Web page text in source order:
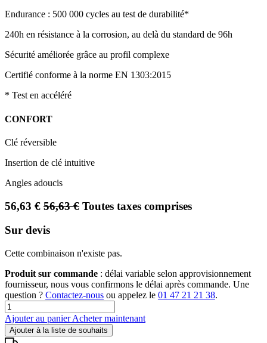
Endurance : 500 000 cycles au test de durabilité*
240h en résistance à la corrosion, au delà du standard de 96h
Sécurité améliorée grâce au profil complexe
Certifié conforme à la norme EN 1303:2015
* Test en accéléré
CONFORT
Clé réversible
Insertion de clé intuitive
Angles adoucis
56,63 € 56,63€ Toutes taxes comprises
Sur devis
Cette combinaison n'existe pas.
Produit sur commande : délai variable selon approvisionnement
fournisseur, nous vous confirmons le délai après commande. Une
question ? Contactez-nous ou appelez le 01 47 21 21 38.
Ajouter au panierAcheter maintenant
Ajouter à la liste de souhaits